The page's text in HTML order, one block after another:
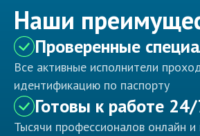
Наши
Проверенные
Все активные исполнители
идентификацию по паспорту
Готовы к работе
Тысячи профессионалов онлайн и